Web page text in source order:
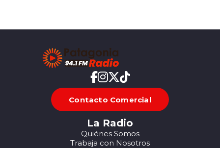
Contacto Comercial
La Radio
Quiénes Somos
Trabaja con Nosotros